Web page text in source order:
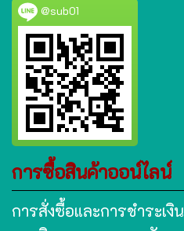
@sub01
การซื้อสินค้าออน์ไลน์
การสั่งซื้อและการชำระเงิน